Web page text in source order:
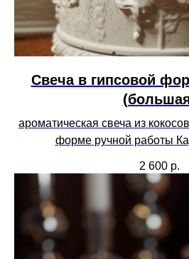
Свеча в гипсовой
ароматическая свеча из
форме ручной работы
2 600 р.